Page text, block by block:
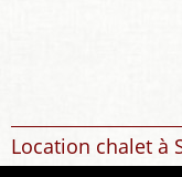
Location chalet à